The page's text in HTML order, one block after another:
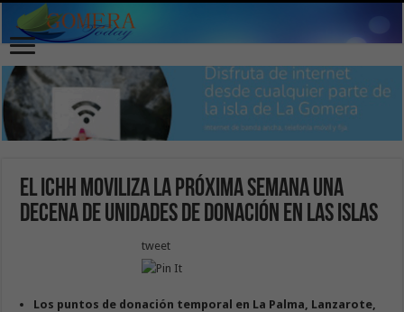
El ICHH moviliza la próxima semana una
decena de unidades de donación en las islas
tweet
Los puntos de donación temporal en La Palma, Lanzarote,